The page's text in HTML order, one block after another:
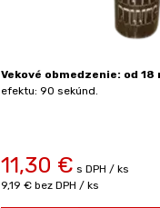
Vekové obmedzenie: od 18
efektu: 90 sekúnd.
11,30 € s DPH / ks
9,19 € bez DPH / ks